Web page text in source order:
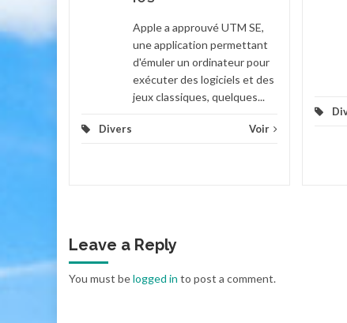
Apple a approuvé UTM SE,
une application permettant
d'émuler un ordinateur pour
exécuter des logiciels et des
jeux classiques, quelques...
Divers Voir
Leave a Reply
You must belogged in to post a comment.